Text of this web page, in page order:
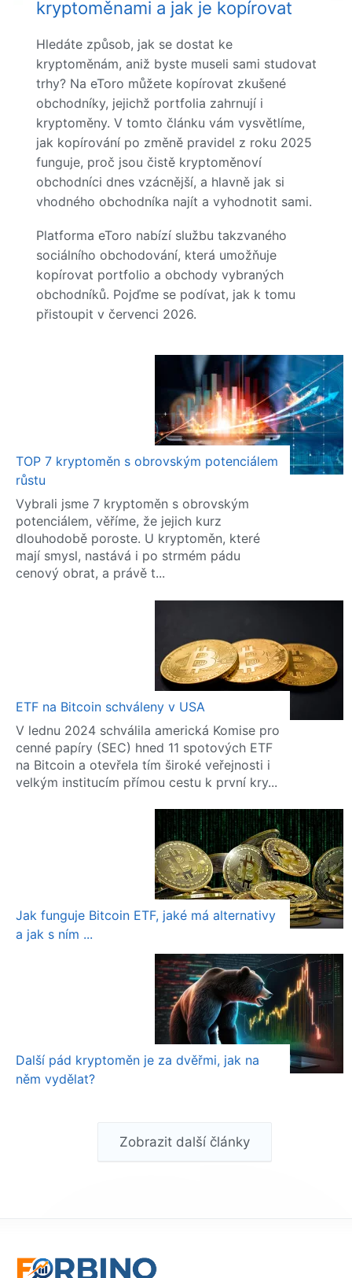
kryptoměnami a jak je kopírovat
Hledáte způsob, jak se dostat ke
kryptoměnám, aniž byste museli sami studovat
trhy? Na eToro můžete kopírovat zkušené
obchodníky, jejichž portfolia zahrnují i
kryptoměny. V tomto článku vám vysvětlíme,
jak kopírování po změně pravidel z roku 2025
funguje, proč jsou čistě kryptoměnoví
obchodníci dnes vzácnější, a hlavně jak si
vhodného obchodníka najít a vyhodnotit sami.
Platforma eToro nabízí službu takzvaného
sociálního obchodování, která umožňuje
kopírovat portfolio a obchody vybraných
obchodníků. Pojďme se podívat, jak k tomu
přistoupit v červenci 2026.
TOP 7 kryptoměn s obrovským potenciálem
růstu
Vybrali jsme 7 kryptoměn s obrovským
potenciálem, věříme, že jejich kurz
dlouhodobě poroste. U kryptoměn, které
mají smysl, nastává i po strmém pádu
cenový obrat, a právě t...
ETF na Bitcoin schváleny v USA
V lednu 2024 schválila americká Komise pro
cenné papíry (SEC) hned 11 spotových ETF
na Bitcoin a otevřela tím široké veřejnosti i
velkým institucím přímou cestu k první kry...
Jak funguje Bitcoin ETF, jaké má alternativy
a jak s ním ...
Další pád kryptoměn je za dvěřmi, jak na
něm vydělat?
Zobrazit další články